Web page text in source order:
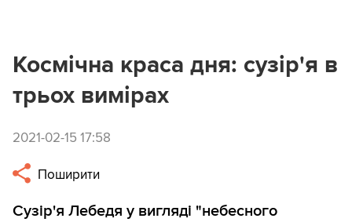
Космічна краса дня: сузір'я в
трьох вимірах
2021-02-15 17:58
Поширити
Сузір'я Лебедя у вигляді "небесного